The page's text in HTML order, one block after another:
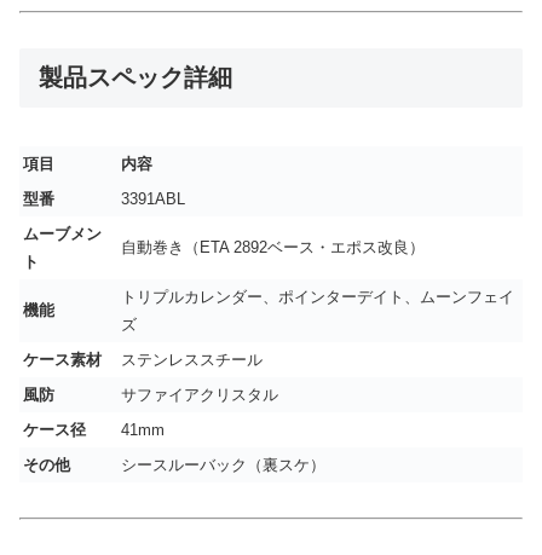
製品スペック詳細
項目
内容
型番
3391ABL
ムーブメン
ト
自動巻き（ETA 2892ベース・エポス改良）
機能
トリプルカレンダー、ポインターデイト、ムーンフェイ
ズ
ケース素材
ステンレススチール
風防
サファイアクリスタル
ケース径
41mm
その他
シースルーバック（裏スケ）